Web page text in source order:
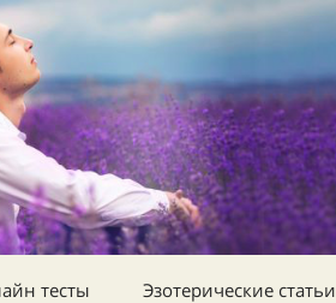
тесты Эзотерические статьи